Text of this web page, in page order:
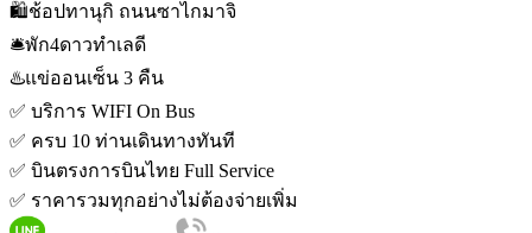
🛍️ช้อปทานุกิ ถนนซาไกมาจิ
🛎️พัก4ดาวทำเลดี
♨️แข่ออนเซ็น 3 คืน
✅ บริการ WIFI On Bus
✅ ครบ 10 ท่านเดินทางทันที
✅ บินตรงการบินไทย Full Service
✅ ราคารวมทุกอย่างไม่ต้องจ่ายเพิ่ม